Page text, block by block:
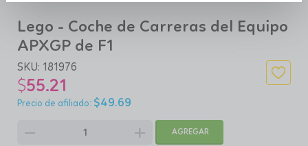
Lego - Coche de Carreras del Equipo
APXGP de F1
SKU: 181976
$55.21
$49.69
remove add AGREGAR